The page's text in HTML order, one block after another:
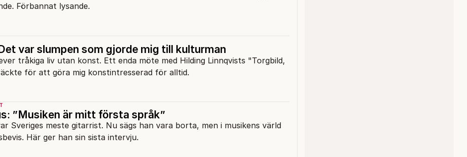
Förbannat lysande.
var slumpen som gjorde mig till kulturman
tråkiga liv utan konst. Ett enda möte med Hilding Linnqvists "Torgbild,
för att göra mig konstintresserad för alltid.
”Musiken är mitt första språk”
Sveriges meste gitarrist. Nu sägs han vara borta, men i musikens värld
Här ger han sin sista intervju.